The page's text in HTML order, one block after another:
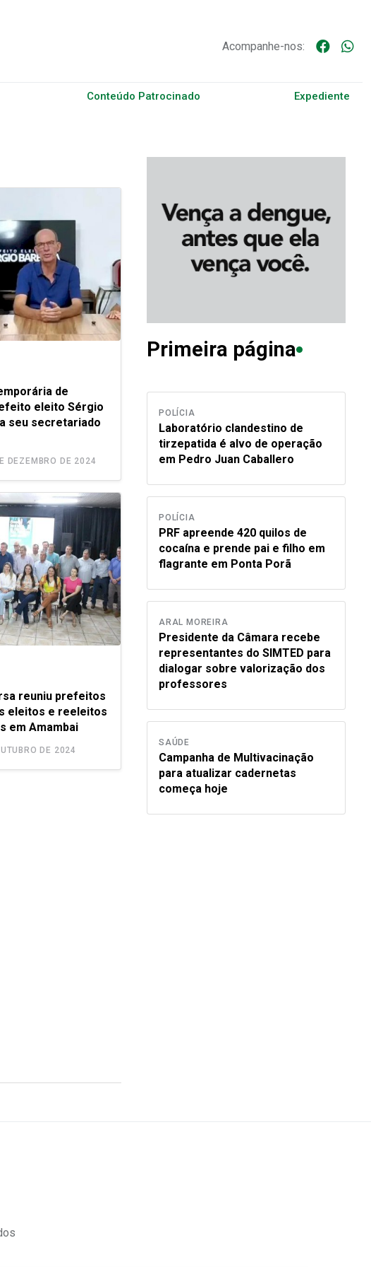
Acompanhe-nos:
Conteúdo Patrocinado Expediente
de
eleito Sérgio
seu secretariado
DEZEMBRO DE 2024
reuniu prefeitos
eleitos e reeleitos
em Amambai
DE 2024
Primeira página
POLÍCIA
Laboratório clandestino de
tirzepatida é alvo de operação
em Pedro Juan Caballero
POLÍCIA
PRF apreende 420 quilos de
cocaína e prende pai e filho em
flagrante em Ponta Porã
ARAL MOREIRA
Presidente da Câmara recebe
representantes do SIMTED para
dialogar sobre valorização dos
professores
SAÚDE
Campanha de Multivacinação
para atualizar cadernetas
começa hoje